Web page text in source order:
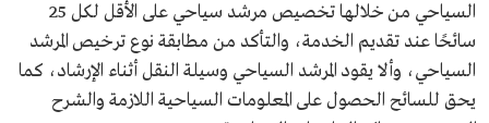
السياحي من خلالها تخصيص مرشد سياحي على الأقل لكل 25
سائحًا عند تقديم الخدمة، والتأكد من مطابقة نوع ترخيص المرشد
السياحي، وألا يقود المرشد السياحي وسيلة النقل أثناء الإرشاد، كما
يحق للسائح الحصول على المعلومات السياحية اللازمة والشرح